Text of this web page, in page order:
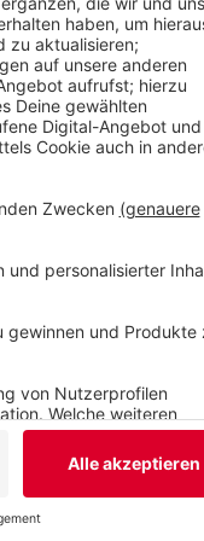
verschärft den
lassen zu
für möglich.
16:52